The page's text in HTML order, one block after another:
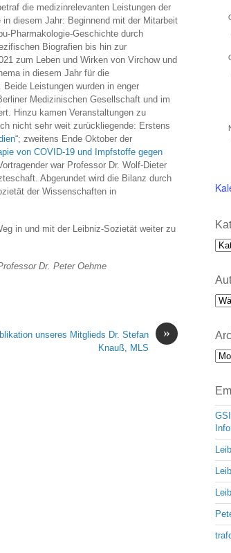
die medizinrelevanten Leistungen der
diesem Jahr: Beginnend mit der Mitarbeit
Pharmakologie-Geschichte durch
Biografien bis hin zur
zum Leben und Wirken von Virchow und
in diesem Jahr für die
Leistungen wurden in enger
Medizinischen Gesellschaft und im
Hinzu kamen Veranstaltungen zu
nicht sehr weit zurückliegende: Erstens
“; zweitens Ende Oktober der
von COVID-19 und Impfstoffe gegen
war Professor Dr. Wolf-Dieter
Abgerundet wird die Bilanz durch
der Wissenschaften in
in und mit der Leibniz-Sozietät weiter zu
Peter Oehme
»
unseres Mitglieds Dr. Stefan
Knauß, MLS